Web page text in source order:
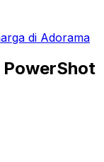
di Adorama